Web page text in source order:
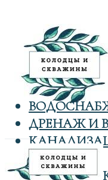
ДРЕНАЖ И
КОЛОДЦЫ